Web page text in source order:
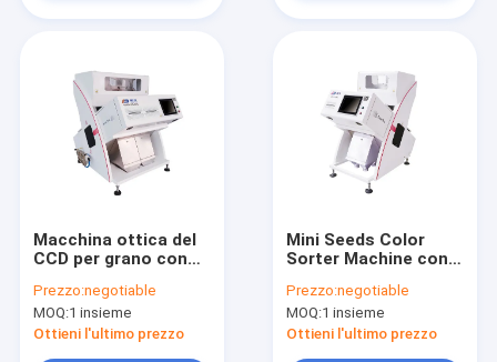
Macchina ottica del
CCD per grano con
lavorazione
aumentata
Prezzo:negotiable
MOQ:1 insieme
Ottieni l'ultimo prezzo
Mini Seeds Color
Sorter Machine con
separazione
Prezzo:negotiable
MOQ:1 insieme
Ottieni l'ultimo prezzo